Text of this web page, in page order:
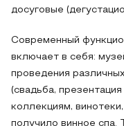
досуговые
Современный
включает в себя:
проведения
(свадьба,
коллекциям,
получило винное спа.